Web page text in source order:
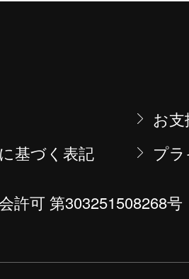
お
基づく表記
プ
許可 第303251508268号